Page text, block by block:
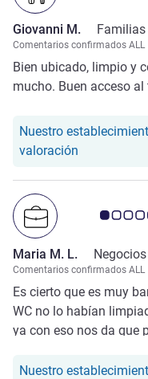
Giovanni M. Familias
Comentarios confirmados ALL
Bien ubicado, limpio y
mucho. Buen acceso
Nuestro
valoración
Nota de
Maria M. L. Negocios
Comentarios confirmados ALL
Es cierto que es muy
WC no lo habían
ya con eso nos da que
Nuestro